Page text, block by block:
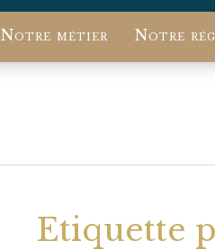
Notre métier Notre
Etiquette